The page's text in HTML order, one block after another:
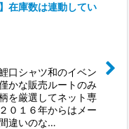
在庫数は連動してい
シャツ和のイベン
かな販売ルートのみ
を厳選してネット専
０１６年からはメー
違いのな…